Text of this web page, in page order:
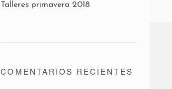
Talleres primavera 2018
COMENTARIOS RECIENTES